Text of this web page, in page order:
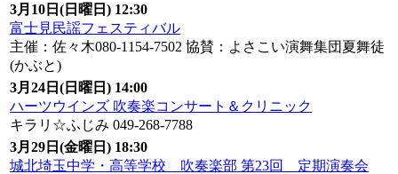
3月10日(日曜日) 12:30
富士見民謡フェスティバル
主催：佐々木080-1154-7502 協賛：よさこい演舞集団夏舞徒
(かぶと)
3月24日(日曜日) 14:00
ハーツウインズ 吹奏楽コンサート＆クリニック
キラリ☆ふじみ 049-268-7788
3月29日(金曜日) 18:30
城北埼玉中学・高等学校 吹奏楽部 第23回 定期演奏会